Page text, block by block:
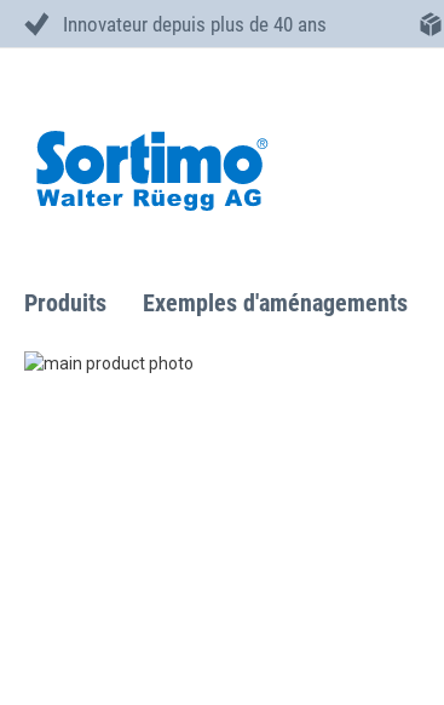
Innovateur depuis plus de 40 ans
Content
Produits Exemples d'aménagements
Skip